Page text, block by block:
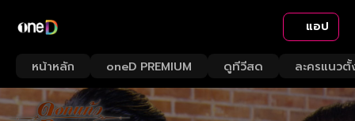
แอป
หน้าหลัก oneD PREMIUM ดูทีวีสด ละครแนวตั้